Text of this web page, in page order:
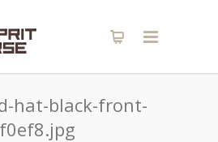
hat-black-front-